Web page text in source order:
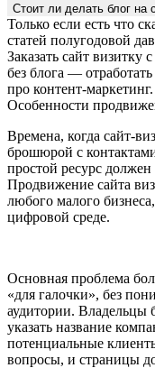
Стоит ли делать блог на
Только если есть что
статей полугодовой
Заказать сайт
без блога —
про контент-маркетинг.
Особенности
Времена, когда сайт-
брошюрой с
простой ресурс
Продвижение сайта
любого малого
цифровой среде.
Основная проблема
«для галочки», без
аудитории. Владельцы
указать название
потенциальные
вопросы, и страницы